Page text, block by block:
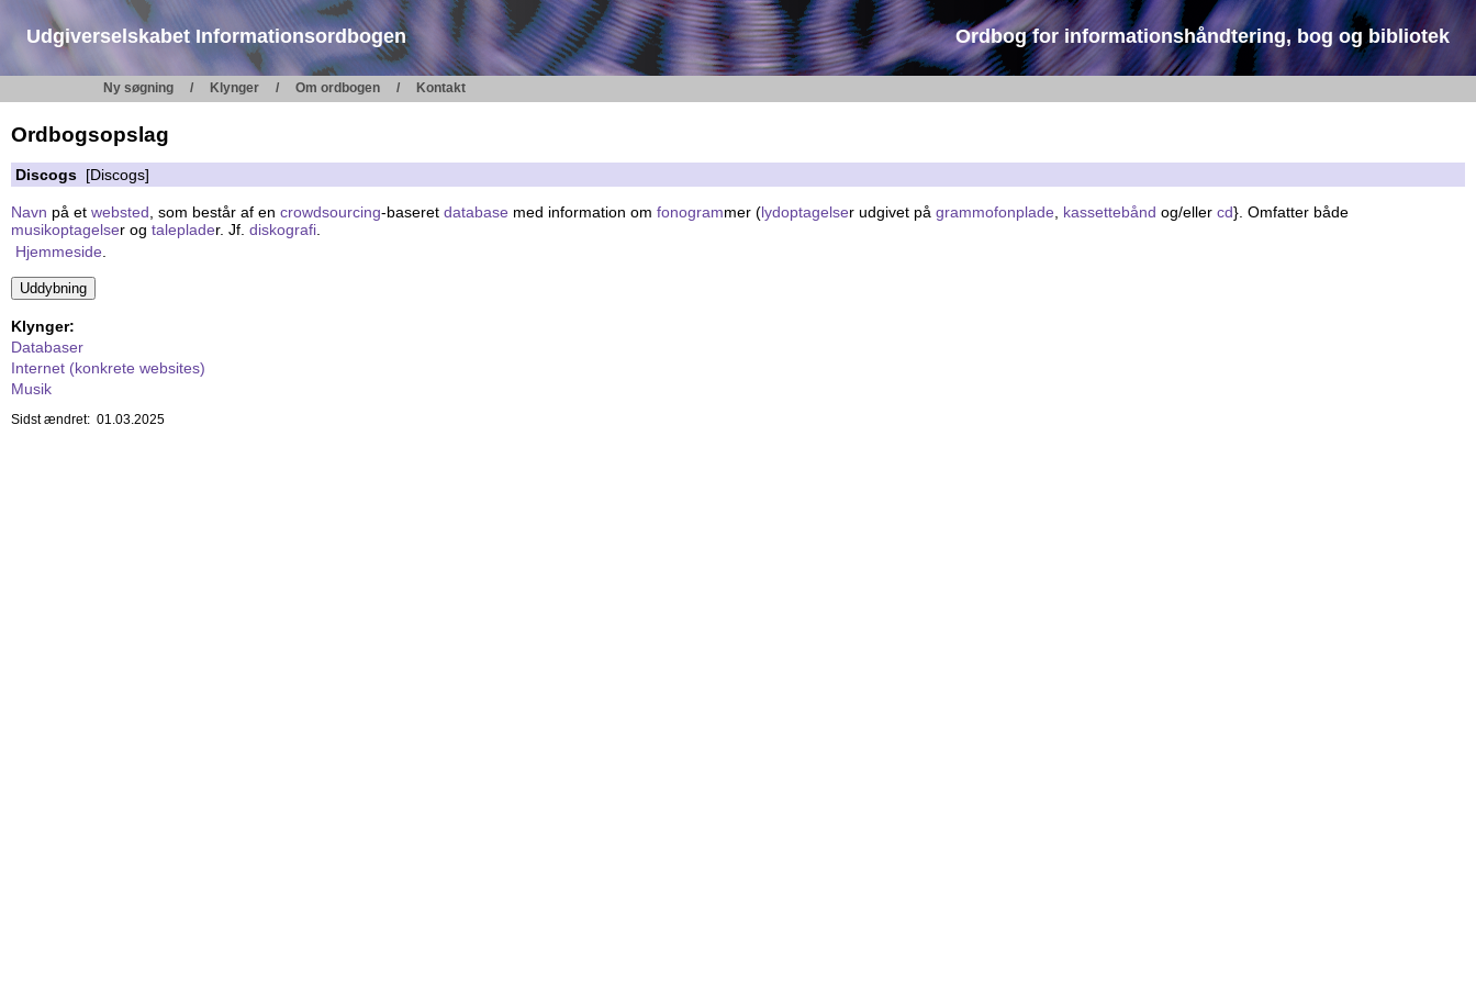
Udgiverselskabet Informationsordbogen Ordbog for informationshåndtering, bog og bibliotek
Ny søgning Klynger Om ordbogen Kontakt
Ordbogsopslag
Discogs [Discogs]
Navn på et websted , som består af en crowdsourcing-baseret database med information om fonogrammer (lydoptagelser udgivet på grammofonplade kassettebånd og/eller cd}. Omfatter både
musikoptagelser og taleplader. Jf. diskografi
Hjemmeside
Klynger:
Databaser
Internet (konkrete websites)
Musik
Sidst ændret: 01.03.2025